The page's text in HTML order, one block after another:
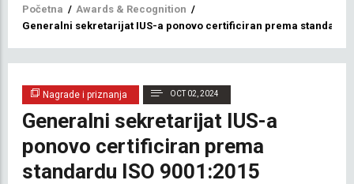
Breadcrumb
Početna / Awards & Recognition /
Generalni sekretarijat IUS-a ponovo certificiran prema standardu
Nagrade i priznanja OCT 02, 2024
Generalni sekretarijat IUS-a
ponovo certificiran prema
standardu ISO 9001:2015